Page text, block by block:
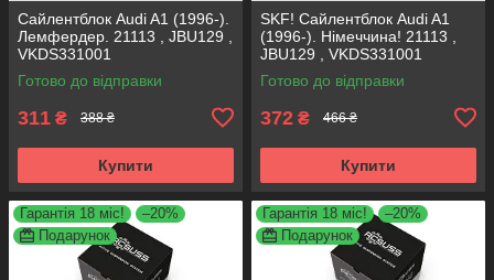
Сайлентблок Audi A1 (1996-).
Лемфердер. 21113 , JBU129 ,
VKDS331001
Готово до відправки
311 ₴ 388 ₴
Купити
SKF! Сайлентблок Audi A1
(1996-). Німеччина! 21113 ,
JBU129 , VKDS331001
Готово до відправки
372 ₴ 466 ₴
Купити
Гарантія 18 міс!
–20%
Подарунок
Гарантія 18 міс!
–20%
Подарунок